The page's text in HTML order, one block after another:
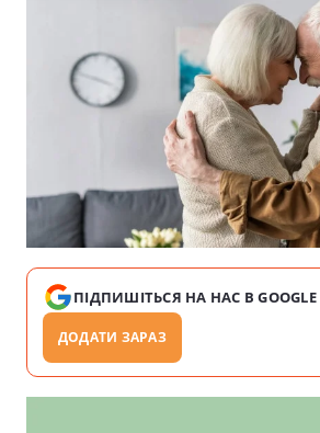
ПІДПИШІТЬСЯ НА НАС В GOOGLE
ДОДАТИ ЗАРАЗ